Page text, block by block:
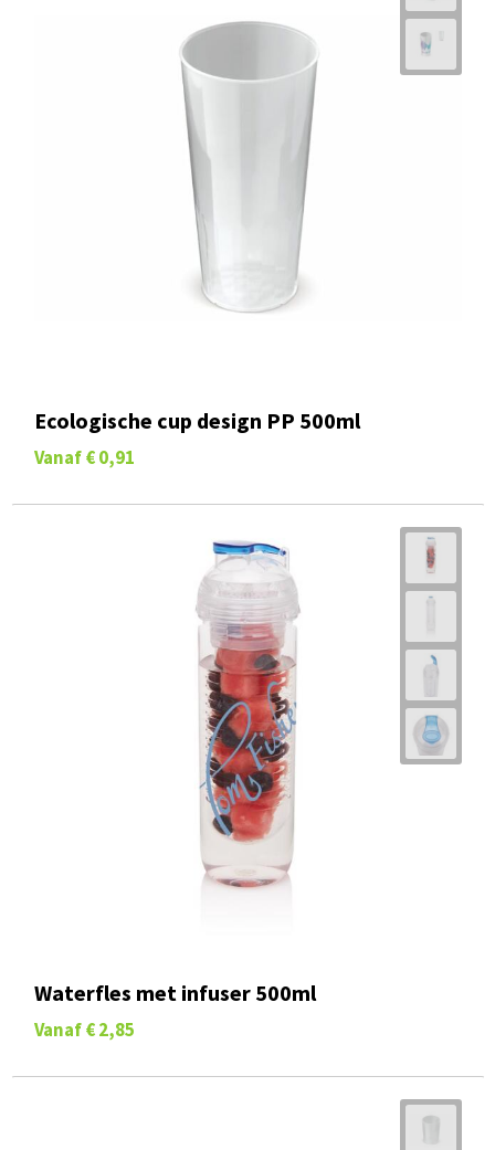
Ecologische cup design PP 500ml
Vanaf € 0,91
Waterfles met infuser 500ml
Vanaf € 2,85